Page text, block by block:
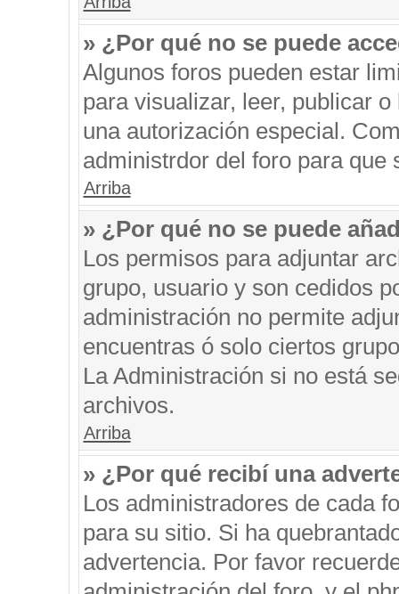
» ¿Por qué no se puede
Algunos foros pueden estar
para visualizar, leer, publicar
una autorización especial.
administrdor del foro para que
Arriba
» ¿Por qué no se puede
Los permisos para adjuntar
grupo, usuario y son cedidos
administración no permite
encuentras ó solo ciertos
La Administración si no está
archivos.
Arriba
» ¿Por qué recibí una
Los administradores de cada
para su sitio. Si ha
advertencia. Por favor